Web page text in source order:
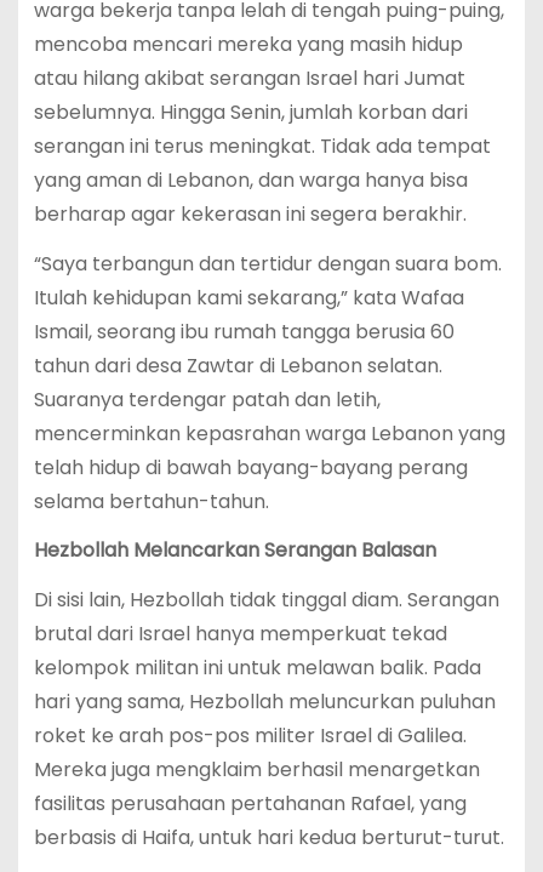
warga bekerja tanpa lelah di tengah puing-puing,
mencoba mencari mereka yang masih hidup
atau hilang akibat serangan Israel hari Jumat
sebelumnya. Hingga Senin, jumlah korban dari
serangan ini terus meningkat. Tidak ada tempat
yang aman di Lebanon, dan warga hanya bisa
berharap agar kekerasan ini segera berakhir.
“Saya terbangun dan tertidur dengan suara bom.
Itulah kehidupan kami sekarang,” kata Wafaa
Ismail, seorang ibu rumah tangga berusia 60
tahun dari desa Zawtar di Lebanon selatan.
Suaranya terdengar patah dan letih,
mencerminkan kepasrahan warga Lebanon yang
telah hidup di bawah bayang-bayang perang
selama bertahun-tahun.
Hezbollah Melancarkan Serangan Balasan
Di sisi lain, Hezbollah tidak tinggal diam. Serangan
brutal dari Israel hanya memperkuat tekad
kelompok militan ini untuk melawan balik. Pada
hari yang sama, Hezbollah meluncurkan puluhan
roket ke arah pos-pos militer Israel di Galilea.
Mereka juga mengklaim berhasil menargetkan
fasilitas perusahaan pertahanan Rafael, yang
berbasis di Haifa, untuk hari kedua berturut-turut.